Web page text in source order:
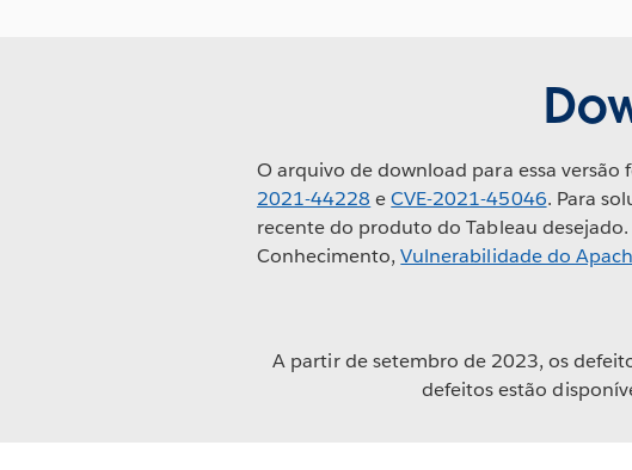
O arquivo de download para essa
2021-44228 eCVE-2021-45046. Para
recente do produto do Tableau
Conhecimento,Vulnerabilidade do
A partir de setembro de 2023, os
defeitos estão